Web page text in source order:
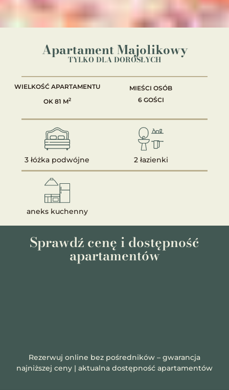
Apartament Majolikowy
TYLKO DLA DOROSŁYCH
WIELKOŚĆ APARTAMENTU
OK 81 M2
MIEŚCI OSÓB
6 GOŚCI
3 łóżka podwójne 2 łazienki
aneks kuchenny
Sprawdź cenę i dostępność
apartamentów
Rezerwuj online bez pośredników – gwarancja
najniższej ceny | aktualna dostępność apartamentów